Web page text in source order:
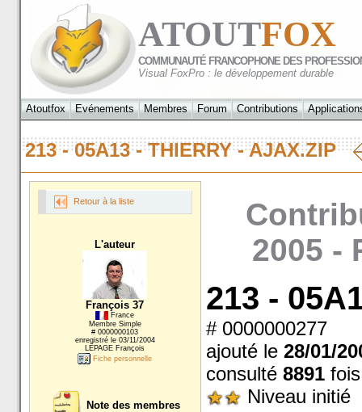
ATOUTFOX
COMMUNAUTÉ FRANCOPHONE DES
Visual FoxPro : le développement durable
Atoutfox Evénements Membres Forum Contributions
213 - 05A13 - THIERRY - AJAX.ZIP
Retour à la liste
L'auteur
François 37
France
Membre Simple
# 0000000103
enregistré le 03/11/2004
LEPAGE François
Fiche personnelle
Note des membres
2005 -
213 -
# 0000000277
ajouté le 28/01/
consulté 8891fois
Niveau initié